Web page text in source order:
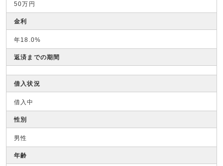
50万円
金利
年18.0%
返済までの期間
借入状況
借入中
性別
男性
年齢